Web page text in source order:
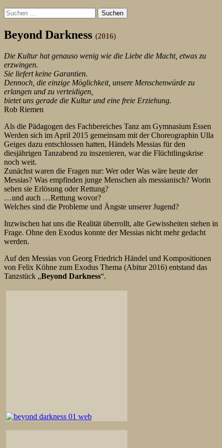
Suchen
nach:
Beyond Darkness (2016)
Die Kultur hat genauso wenig wie die Liebe die Macht, etwas zu
erzwingen.
Sie liefert keine Garantien.
Dennoch, die einzige Möglichkeit, unsere Menschenwürde zu
erlangen und zu verteidigen,
bietet uns gerade die Kultur und eine freie Erziehung.
Rob Riemen
Als die Pädagogen des Fachbereiches Tanz am Gymnasium Essen
Werden sich im April 2015 gemeinsam mit der Choreographin Ulla
Geiges dazu entschlossen hatten, Händels Messias für den
diesjährigen Tanzabend zu inszenieren, war die Flüchtlingskrise
noch weit.
Zunächst waren die Fragen nur: Wer oder Was wäre heute der
Messias? Was empfinden junge Menschen als messianisch? Worin
sehen sie Erlösung oder Rettung?
…und auch …Rettung wovor?
Welches sind die Probleme und Ängste unserer Jugend?
Inzwischen hat uns die Realität überrollt, alte Gewissheiten stehen in
Frage. Ohne den Exodus konnte der Messias nicht mehr gedacht
werden.
Auf den Messias von Georg Friedrich Händel und Kompositionen
von Felix Köhne zum Exodus Thema (Abitur 2016) entstand das
Tanzstück „Beyond Darkness“.